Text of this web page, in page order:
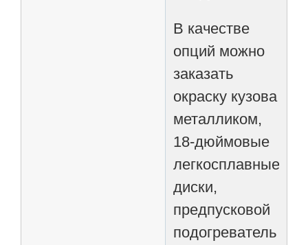
В качестве
опций можно
заказать
окраску кузова
металликом,
18-дюймовые
легкосплавные
диски,
предпусковой
подогреватель